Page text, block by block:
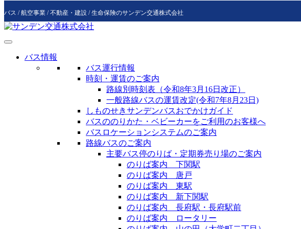
ン
テ
ビ
ゲ
バス / 航空事業 / 不動産・建設 / 生命保険のサンデン交通株式会社
バス情報
バス運行情報
時刻・運賃のご案内
路線別時刻表（令和8年3月16日改正）
一般路線バスの運賃改定(令和7年8月23日)
しものせきサンデンバスおでかけガイド
バスののりかた・ベビーカーをご利用のお客様へ
バスロケーションシステムのご案内
路線バスのご案内
主要バス停のりば・定期券売り場のご案内
のりば案内 下関駅
のりば案内 唐戸
のりば案内 東駅
のりば案内 新下関駅
のりば案内 長府駅・長府駅前
のりば案内 ロータリー